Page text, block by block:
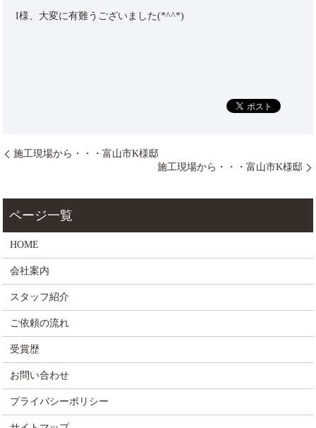
I様、大変に有難うございました(*^^*)
施工現場から・・・富山市K様邸
施工現場から・・・富山市K様邸
HOME
会社案内
スタッフ紹介
ご依頼の流れ
受賞歴
お問い合わせ
プライバシーポリシー